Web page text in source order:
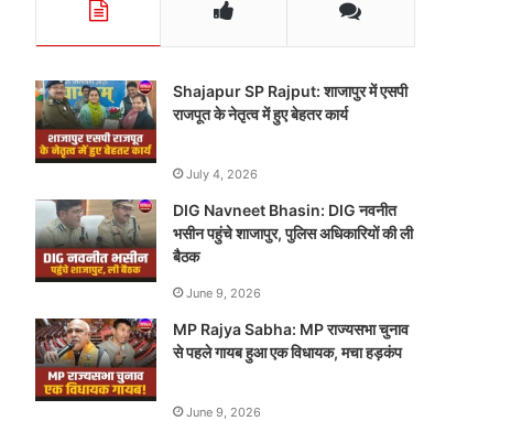
Shajapur SP Rajput: शाजापुर में एसपी
राजपूत के नेतृत्व में हुए बेहतर कार्य
July 4, 2026
DIG Navneet Bhasin: DIG नवनीत
भसीन पहुंचे शाजापुर, पुलिस अधिकारियों की ली
बैठक
June 9, 2026
MP Rajya Sabha: MP राज्यसभा चुनाव
से पहले गायब हुआ एक विधायक, मचा हड़कंप
June 9, 2026